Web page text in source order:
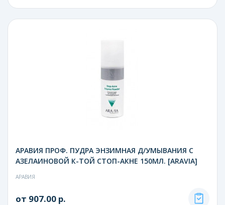
АРАВИЯ ПРОФ. ПУДРА ЭНЗИМНАЯ Д/УМЫВАНИЯ С
АЗЕЛАИНОВОЙ К-ТОЙ СТОП-АКНЕ 150МЛ. [ARAVIA]
АРАВИЯ
от 907.00 р.